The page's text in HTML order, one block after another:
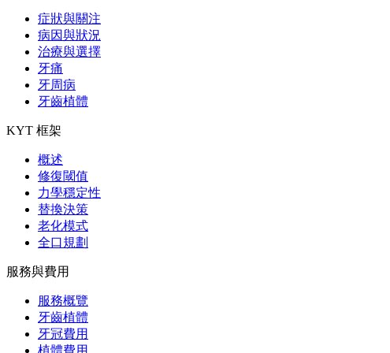
症狀與關注
病因與狀況
治療與選擇
牙痛
牙周病
牙齒植體
KYT 框架
概述
修復閾值
力學穩定性
替換決策
老化模式
全口規劃
服務與費用
服務概覽
牙齒植體
牙冠費用
植體費用